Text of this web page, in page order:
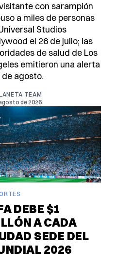
con sarampión
a miles de personas
Studios
el 26 de julio; las
de salud de Los
emitieron una alerta
de agosto.
TEAM
de 2026
DEBE $1
A CADA
SEDE DEL
2026